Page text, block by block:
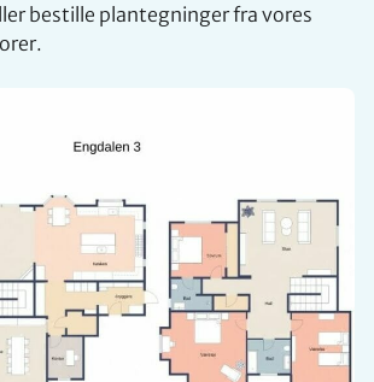
bestille plantegninger fra vores